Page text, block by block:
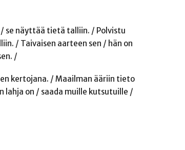
se näyttää tietä talliin. / Polvistu
/ Taivaisen aarteen sen / hän on
/
kertojana. / Maailman ääriin tieto
lahja on / saada muille kutsutuille /